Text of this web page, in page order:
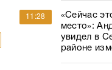
11:28
«Сейчас
место»:
увидел в
районе